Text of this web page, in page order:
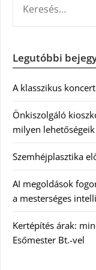
Legutóbbi
A klasszikus
Önkiszolgáló
milyen
Szemhéjplasztika
AI megoldások
a mesterséges
Kertépítés árak:
Esőmester Bt.-vel